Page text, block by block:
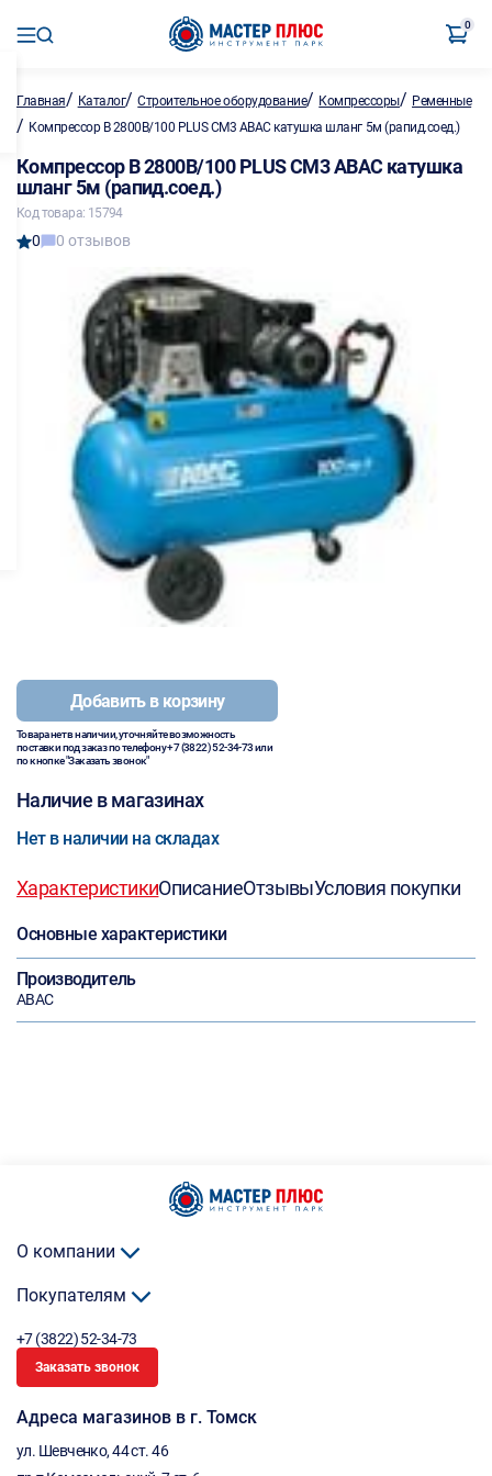
0
Главная/ Каталог/Строительное оборудование/ Компрессоры/ Ременные
/ Компрессор B 2800B/100 PLUS СМ3 ABAC катушка шланг 5м (рапид.соед.)
Компрессор B 2800B/100 PLUS СМ3 ABAC катушка
шланг 5м (рапид.соед.)
Код товара: 15794
0 0 отзывов
Добавить в корзину
Товара нет в наличии, уточняйте возможность
поставки под заказ по телефону+7 (3822) 52-34-73или
по кнопке "Заказать звонок"
Наличие в магазинах
Нет в наличии на складах
ХарактеристикиОписаниеОтзывыУсловия покупки
Основные характеристики
Производитель
ABAC
О компании
Покупателям
+7 (3822) 52-34-73
Заказать звонок
Адреса магазинов в г. Томск
ул. Шевченко, 44 ст. 46